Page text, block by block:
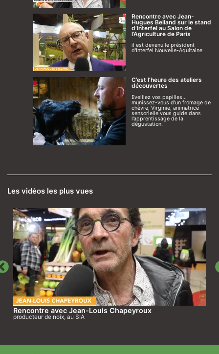
Rencontre avec Jean-
Hugues Belland sur le stand
d’Interfel au Salon de
l’Agriculture de Paris
il est devenu le président
d'Interfel Nouvelle-Aquitaine
C’est l’heure des ateliers
découvertes
Eveillez vos papilles…
munissez-vous d’un fromage de
chèvre, Virginie, animatrice
sensorielle vous guide dans
l’apprentissage de la
dégustation.
Les vidéos les plus vues
Rencontre avec Jean-Louis Chapeyroux
producteur de noix, au SIA